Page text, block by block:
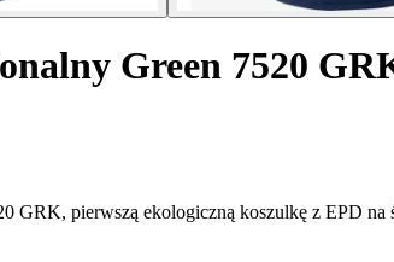
Green 7520
GRK, pierwszą ekologiczną koszulkę z EPD na